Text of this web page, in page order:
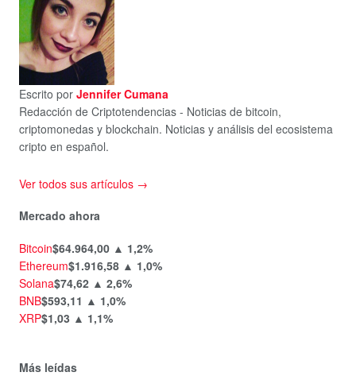
Escrito por Jennifer Cumana
Redacción de Criptotendencias - Noticias de bitcoin,
criptomonedas y blockchain. Noticias y análisis del ecosistema
cripto en español.
Ver todos sus artículos →
Mercado ahora
Bitcoin$64.964,00 ▲ 1,2%
Ethereum$1.916,58 ▲ 1,0%
Solana$74,62 ▲ 2,6%
BNB$593,11 ▲ 1,0%
XRP$1,03 ▲ 1,1%
Más leídas